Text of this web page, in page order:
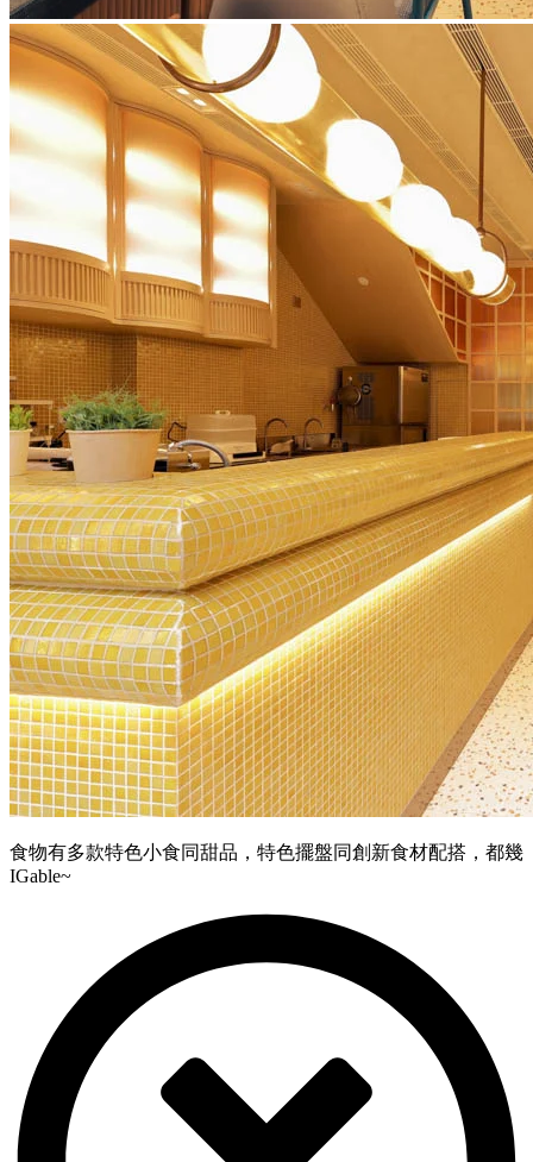
食物有多款特色小食同甜品，特色擺盤同創新食材配搭，都幾
IGable~